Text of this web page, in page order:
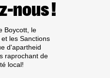
nous !
Boycott, le
les Sanctions
d'apartheid
raprochant de
local!